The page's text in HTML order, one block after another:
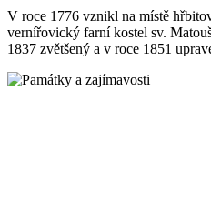
V roce 1776 vznikl na místě
vernířovický farní kostel sv.
1837 zvětšený a v roce 1851